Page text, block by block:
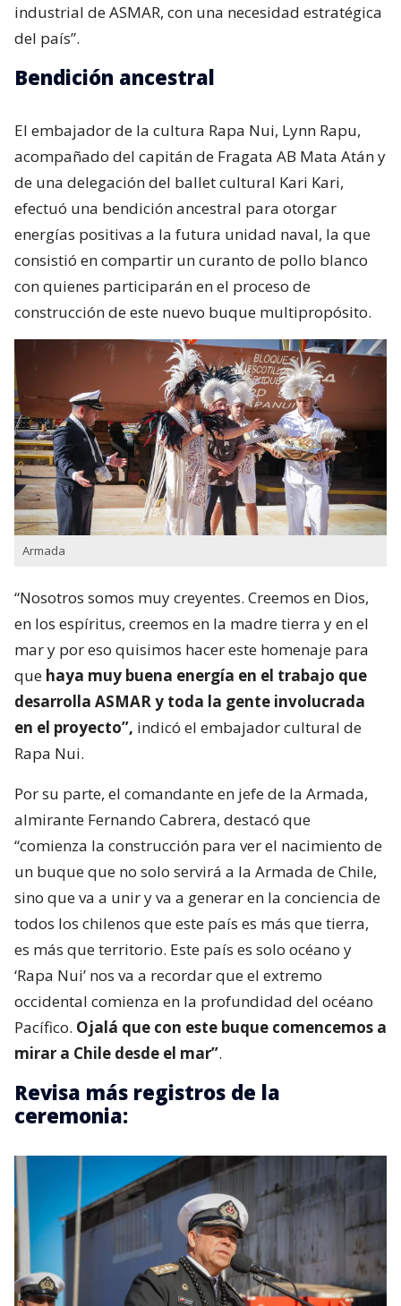
industrial de ASMAR, con una necesidad estratégica
del país”.
Bendición ancestral
El embajador de la cultura Rapa Nui, Lynn Rapu,
acompañado del capitán de Fragata AB Mata Atán y
de una delegación del ballet cultural Kari Kari,
efectuó una bendición ancestral para otorgar
energías positivas a la futura unidad naval, la que
consistió en compartir un curanto de pollo blanco
con quienes participarán en el proceso de
construcción de este nuevo buque multipropósito.
Armada
“Nosotros somos muy creyentes. Creemos en Dios,
en los espíritus, creemos en la madre tierra y en el
mar y por eso quisimos hacer este homenaje para
que haya muy buena energía en el trabajo que
desarrolla ASMAR y toda la gente involucrada
en el proyecto”, indicó el embajador cultural de
Rapa Nui.
Por su parte, el comandante en jefe de la Armada,
almirante Fernando Cabrera, destacó que
“comienza la construcción para ver el nacimiento de
un buque que no solo servirá a la Armada de Chile,
sino que va a unir y va a generar en la conciencia de
todos los chilenos que este país es más que tierra,
es más que territorio. Este país es solo océano y
‘Rapa Nui’ nos va a recordar que el extremo
occidental comienza en la profundidad del océano
Pacífico. Ojalá que con este buque comencemos a
mirar a Chile desde el mar”.
Revisa más registros de la
ceremonia: